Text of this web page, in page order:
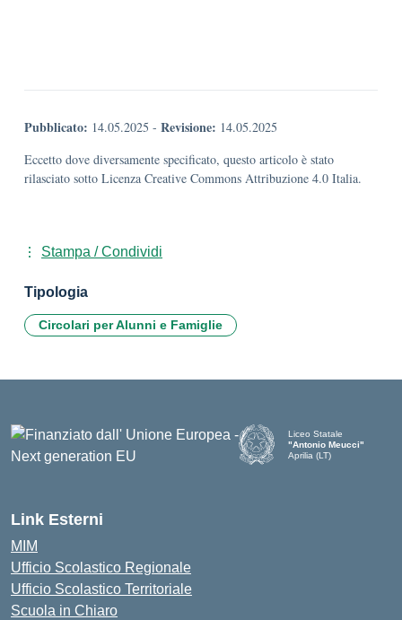
Pubblicato: 14.05.2025 - Revisione: 14.05.2025
Eccetto dove diversamente specificato, questo articolo è stato
rilasciato sotto Licenza Creative Commons Attribuzione 4.0 Italia.
Stampa / Condividi
Tipologia
Circolari per Alunni e Famiglie
Liceo Statale
"Antonio Meucci"
Aprilia (LT)
Link Esterni
MIM
Ufficio Scolastico Regionale
Ufficio Scolastico Territoriale
Scuola in Chiaro